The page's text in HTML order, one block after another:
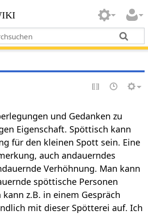
und Gedanken zu
Eigenschaft. Spöttisch kann
für den kleinen Spott sein. Eine
auch andauerndes
Verhöhnung. Man kann
spöttische Personen
z.B. in einem Gespräch
mit dieser Spötterei auf. Ich